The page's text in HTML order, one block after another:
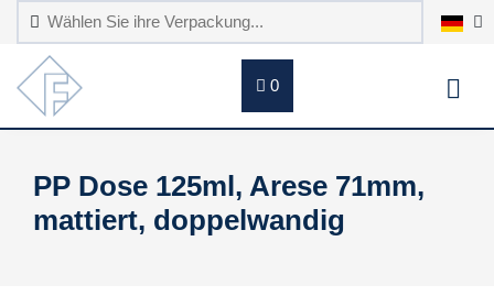
0
PP Dose 125ml, Arese 71mm,
mattiert, doppelwandig